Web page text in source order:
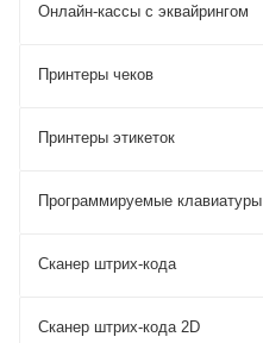
Онлайн-кассы с эквайрингом
Принтеры чеков
Принтеры этикеток
Программируемые клавиатуры
Сканер штрих-кода
Сканер штрих-кода 2D